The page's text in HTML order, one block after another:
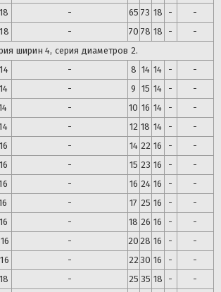
- 65 73 18 -
-
- 70 78 18 -
-
ширин 4, серия диаметров 2.
- 8 14 14 -
-
- 9 15 14 -
-
- 10 16 14 -
-
- 12 18 14 -
-
- 14 22 16 -
-
- 15 23 16 -
-
- 16 24 16 -
-
- 17 25 16 -
-
- 18 26 16 -
-
- 20 28 16 -
-
- 2230 16 -
-
- 25 35 18 -
-